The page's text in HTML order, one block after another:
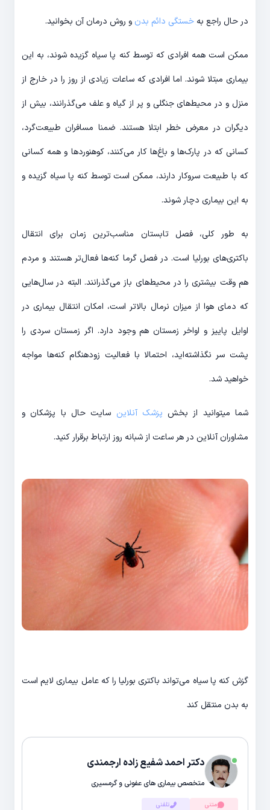
در حال راجع به خستگی دائم بدن و روش درمان آن بخوانید.
ممکن است همه افرادی که توسط کنه پا سیاه گزیده شوند، به این
بیماری مبتلا شوند. اما افرادی که ساعات زیادی از روز را در خارج از
منزل و در محیط‌های جنگلی و پر از گیاه و علف می‌گذرانند، بیش از
دیگران در معرض خطر ابتلا هستند. ضمنا مسافران طبیعت‌گرد،
کسانی که در پارک‌ها و باغ‌ها کار می‌کنند، کوهنوردها و همه کسانی
که با طبیعت سروکار دارند، ممکن است توسط کنه پا سیاه گزیده و
به این بیماری دچار شوند.
به طور کلی، فصل تابستان مناسب‌ترین زمان برای انتقال
باکتری‌های بورلیا است. در فصل گرما کنه‌ها فعال‌تر هستند و مردم
هم وقت بیشتری را در محیط‌های باز می‌گذرانند. البته در سال‌هایی
که دمای هوا از میزان نرمال بالاتر است، امکان انتقال بیماری در
اوایل پاییز و اواخر زمستان هم وجود دارد. اگر زمستان سردی را
پشت سر نگذاشته‌اید، احتمالا با فعالیت زودهنگام کنه‌ها مواجه
خواهید شد.
شما میتوانید از بخش پزشک آنلاین سایت حال با پزشکان و
مشاوران آنلاین در هر ساعت از شبانه روز ارتباط برقرار کنید.
گزش کنه پا سیاه می‌تواند باکتری بورلیا را که عامل بیماری لایم است
به بدن منتقل کند
دکتر احمد شفیع زاده ارجمندی
متخصص بیماری های عفونی و گرمسیری
متنی تلفنی